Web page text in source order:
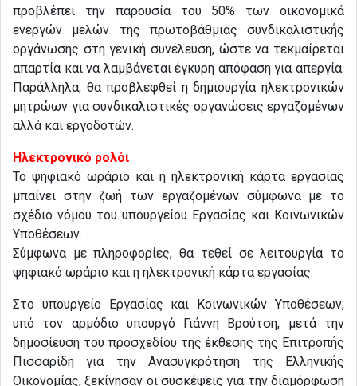
προβλέπει την παρουσία του 50% των οικονομικά
ενεργών μελών της πρωτοβάθμιας συνδικαλιστικής
οργάνωσης στη γενική συνέλευση, ώστε να τεκμαίρεται
απαρτία και να λαμβάνεται έγκυρη απόφαση για απεργία.
Παράλληλα, θα προβλεφθεί η δημιουργία ηλεκτρονικών
μητρώων για συνδικαλιστικές οργανώσεις εργαζομένων
αλλά και εργοδοτών.
Ηλεκτρονικό ρολόι
Το ψηφιακό ωράριο και η ηλεκτρονική κάρτα εργασίας
μπαίνει στην ζωή των εργαζομένων σύμφωνα με το
σχέδιο νόμου του υπουργείου Εργασίας και Κοινωνικών
Υποθέσεων.
Σύμφωνα με πληροφορίες, θα τεθεί σε λειτουργία το
ψηφιακό ωράριο και η ηλεκτρονική κάρτα εργασίας.
Στο υπουργείο Εργασίας και Κοινωνικών Υποθέσεων,
υπό τον αρμόδιο υπουργό Γιάννη Βρούτση, μετά την
δημοσίευση του προσχεδίου της έκθεσης της Επιτροπής
Πισσαρίδη για την Ανασυγκρότηση της Ελληνικής
Οικονομίας, ξεκίνησαν οι συσκέψεις για την διαμόρφωση